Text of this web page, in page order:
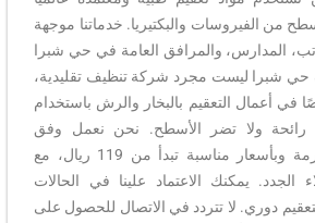
من الفيروسات والبكتيريا. خدماتنا موجهة
المدارس، والمرافق العامة في حي شبرا
حي شبرا ليست مجرد شركة تنظيف تقليدية،
في أعمال التعقيم بالبخار والرش باستخدام
رائحة ولا تضر الأسطح. نحن نعمل وفق
بروتوكولات تعقيم صارمة وبأسعار مناسبة تبدأ من 119 ريال، مع
يمكنك الاعتماد علينا في الحالات
دوري. لا تتردد في الاتصال للحصول على